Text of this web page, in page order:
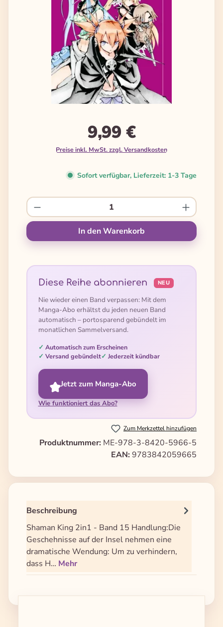
9,99 €
Preise inkl. MwSt. zzgl. Versandkosten
Sofort verfügbar, Lieferzeit: 1-3 Tage
Produkt Anzahl: Gib den gewünschten
In den Warenkorb
Diese Reihe abonnieren NEU
Nie wieder einen Band verpassen: Mit dem
Manga-Abo erhältst du jeden neuen Band
automatisch – portosparend gebündelt im
monatlichen Sammelversand.
Automatisch zum Erscheinen
Versand gebündelt
Jederzeit kündbar
Jetzt zum Manga-Abo
Wie funktioniert das Abo?
Zum Merkzettel hinzufügen
Produktnummer: ME-978-3-8420-5966-5
EAN: 9783842059665
Beschreibung
Shaman King 2in1 - Band 15 Handlung:Die
Geschehnisse auf der Insel nehmen eine
dramatische Wendung: Um zu verhindern,
dass H… Mehr